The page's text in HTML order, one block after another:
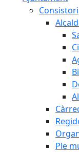
Consistori
Ple